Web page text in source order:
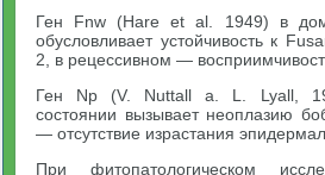
Ген Fnw (Hare et al. 1949) в
обусловливает устойчивость к
2, в рецессивном —
Ген Np (V. Nuttall a. L. Lyall,
состоянии вызывает неоплазию
— отсутствие израстания
При фитопатологическом